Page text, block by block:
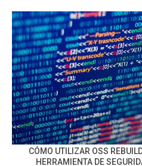
CÓMO UTILIZAR OSS
HERRAMIENTA DE